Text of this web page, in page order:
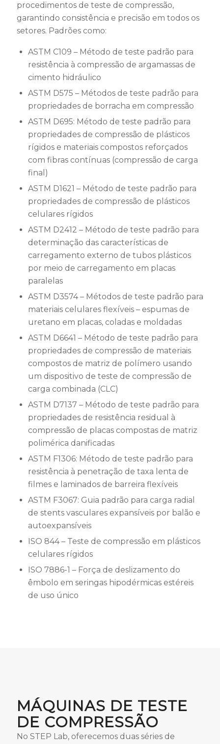
procedimentos de teste de compressão,
garantindo consistência e precisão em todos os
setores. Padrões como:
ASTM C109 – Método de teste padrão para
resistência à compressão de argamassas de
cimento hidráulico
ASTM D575 – Métodos de teste padrão para
propriedades de borracha em compressão
ASTM D695: Método de teste padrão para
propriedades de compressão de plásticos
rígidos e materiais compostos reforçados
com fibras contínuas (compressão de carga
final)
ASTM D1621 – Método de teste padrão para
propriedades de compressão de plásticos
celulares rígidos
ASTM D2412 – Método de teste padrão para
determinação das características de
carregamento externo de tubos plásticos
por meio de carregamento em placas
paralelas
ASTM D3574 – Métodos de teste padrão para
materiais celulares flexíveis – espumas de
uretano em placas, coladas e moldadas
ASTM D6641 – Método de teste padrão para
propriedades de compressão de materiais
compostos de matriz de polímero usando
um dispositivo de teste de compressão de
carga combinada (CLC)
ASTM D7137 – Método de teste padrão para
propriedades de resistência residual à
compressão de placas compostas de matriz
polimérica danificadas
ASTM F1306: Método de teste padrão para
resistência à penetração de taxa lenta de
filmes e laminados de barreira flexíveis
ASTM F3067: Guia padrão para carga radial
de stents vasculares expansíveis por balão e
autoexpansíveis
ISO 844 – Teste de compressão em plásticos
celulares rígidos
ISO 7886-1 – Força de deslizamento do
êmbolo em seringas hipodérmicas estéreis
de uso único
MÁQUINAS DE TESTE
DE COMPRESSÃO
No STEP Lab, oferecemos duas séries de